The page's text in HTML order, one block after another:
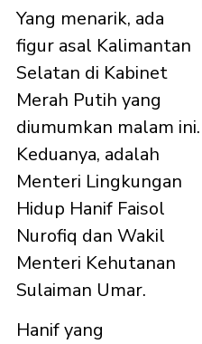
Yang menarik, ada
figur asal Kalimantan
Selatan di Kabinet
Merah Putih yang
diumumkan malam ini.
Keduanya, adalah
Menteri Lingkungan
Hidup Hanif Faisol
Nurofiq dan Wakil
Menteri Kehutanan
Sulaiman Umar.
Hanif yang